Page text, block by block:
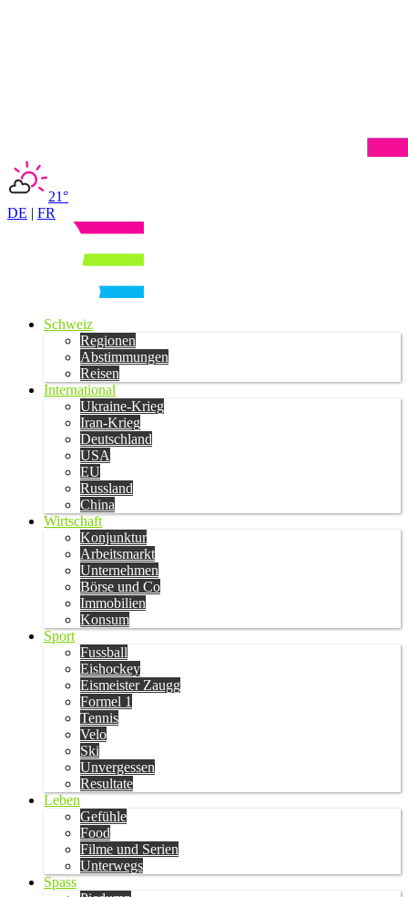
21°
DE | FR
Schweiz
Regionen
Abstimmungen
Reisen
International
Ukraine-Krieg
Iran-Krieg
Deutschland
USA
EU
Russland
China
Wirtschaft
Konjunktur
Arbeitsmarkt
Unternehmen
Börse und Co
Immobilien
Konsum
Sport
Fussball
Eishockey
Eismeister Zaugg
Formel 1
Tennis
Velo
Ski
Unvergessen
Resultate
Leben
Gefühle
Food
Filme und Serien
Unterwegs
Spass